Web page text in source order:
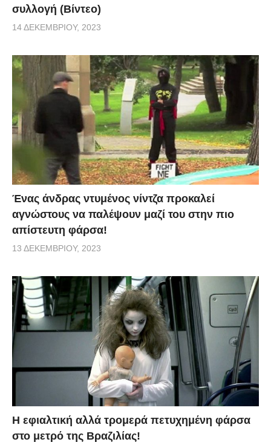
συλλογή (Βίντεο)
14 ΔΕΚΕΜΒΡΊΟΥ, 2023
Ένας άνδρας ντυμένος νίντζα προκαλεί
αγνώστους να παλέψουν μαζί του στην πιο
απίστευτη φάρσα!
13 ΔΕΚΕΜΒΡΊΟΥ, 2023
H εφιαλτική αλλά τρομερά πετυχημένη φάρσα
στο μετρό της Βραζιλίας!